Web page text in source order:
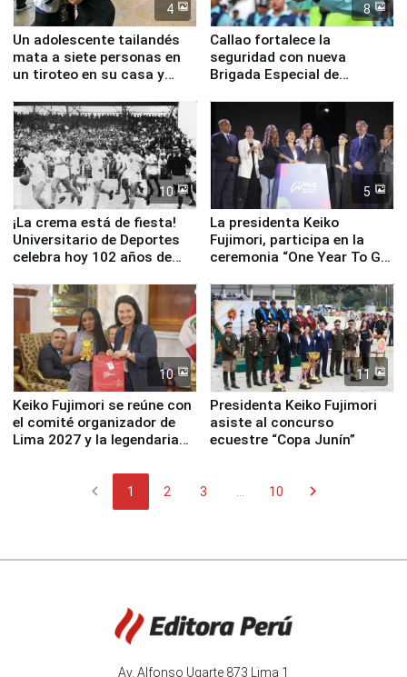
4
Un adolescente tailandés
mata a siete personas en
un tiroteo en su casa y
8
Callao fortalece la
seguridad con nueva
Brigada Especial de
equipamiento para
Serenazgo
10
¡La crema está de fiesta!
Universitario de Deportes
celebra hoy 102 años de
5
La presidenta Keiko
Fujimori, participa en la
ceremonia “One Year To Go
10
Keiko Fujimori se reúne con
el comité organizador de
Lima 2027 y la legendaria
11
Presidenta Keiko Fujimori
asiste al concurso
ecuestre “Copa Junín”
chevron_left 1 2 3 10 chevron_right
Av. Alfonso Ugarte 873 Lima 1